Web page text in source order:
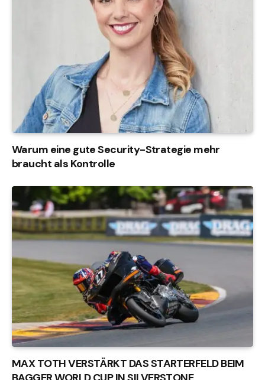
Warum eine gute Security-Strategie mehr
braucht als Kontrolle
MAX TOTH VERSTÄRKT DAS STARTERFELD BEIM